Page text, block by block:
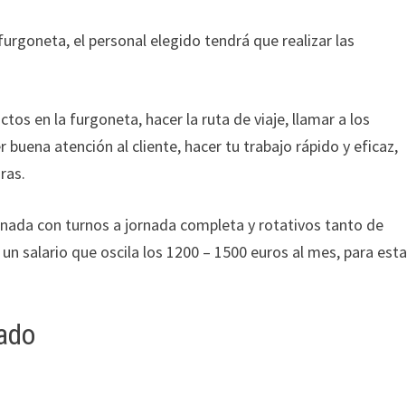
el personal elegido tendrá que realizar las
en la furgoneta, hacer la ruta de viaje, llamar a los
atención al cliente, hacer tu trabajo rápido y eficaz,
con turnos a jornada completa y rotativos tanto de
salario que oscila los 1200 – 1500 euros al mes, para esta